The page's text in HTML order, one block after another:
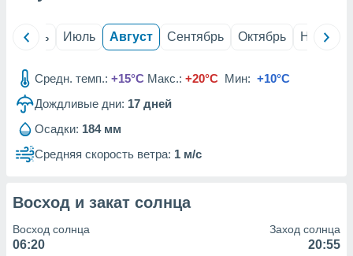
Июнь Июль Август Сентябрь Октябрь Ноябрь
Средн. темп.: +15°C Макс.: +20°C Мин: +10°C
Дождливые дни: 17 дней
Осадки: 184 мм
Средняя скорость ветра: 1 м/с
Восход и закат солнца
Восход солнца
06:20
Заход солнца
20:55